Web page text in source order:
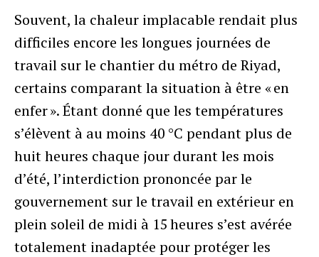
Souvent, la chaleur implacable rendait plus
difficiles encore les longues journées de
travail sur le chantier du métro de Riyad,
certains comparant la situation à être « en
enfer ». Étant donné que les températures
s’élèvent à au moins 40 °C pendant plus de
huit heures chaque jour durant les mois
d’été, l’interdiction prononcée par le
gouvernement sur le travail en extérieur en
plein soleil de midi à 15 heures s’est avérée
totalement inadaptée pour protéger les